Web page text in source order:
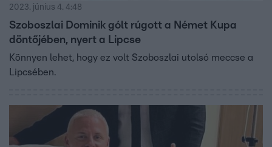
2023. június 4. 4:48
Szoboszlai Dominik gólt rúgott a Német Kupa
döntőjében, nyert a Lipcse
Könnyen lehet, hogy ez volt Szoboszlai utolsó meccse a
Lipcsében.